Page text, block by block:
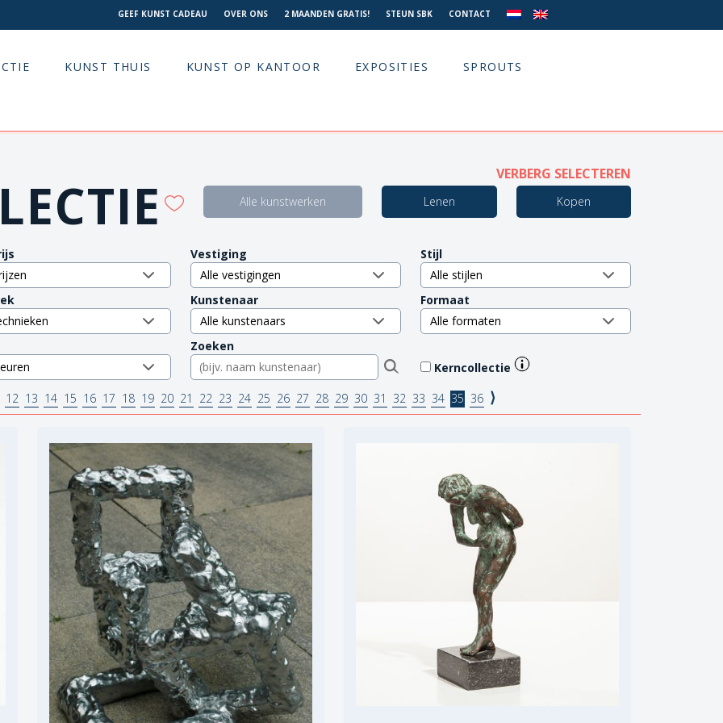
GEEF KUNST CADEAU OVER ONS 2 MAANDEN GRATIS! STEUN SBK CONTACT
KUNST THUIS KUNST OP KANTOOR EXPOSITIES SPROUTS
VERBERG SELECTEREN
Alle kunstwerken Lenen Kopen
Vestiging Stijl
Kunstenaar Formaat
Zoeken
Kerncollectie
12 13 14 15 16 17 18 19 20 21 22 23 24 25 26 27 28 29 30 31 32 33 34 35 36 ⟩